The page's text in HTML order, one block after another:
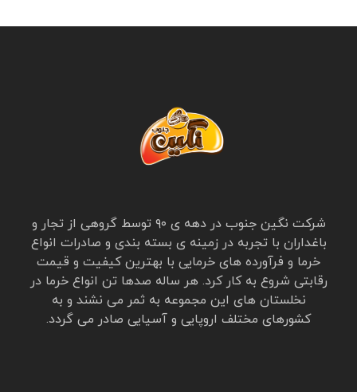
شرکت نگین جنوب در دهه ی ۹۰ توسط گروهی از تجار و
باغداران با تجربه در زمینه ی بسته بندی و صادرات انواع
خرما و فرآورده های خرمایی با بهترین کیفیت و قیمت
رقابتی شروع به کار کرد. هر ساله صدها تن انواع خرما در
نخلستان های این مجموعه به ثمر می نشند و به
کشورهای مختلف اروپایی و آسیایی صادر می گردد.